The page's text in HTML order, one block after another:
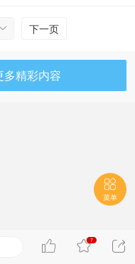
 下一页
精彩内容

菜单

7
